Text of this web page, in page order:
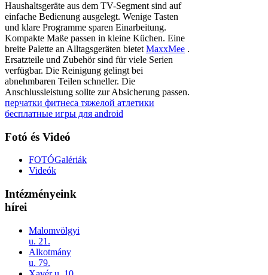
Haushaltsgeräte aus dem TV-Segment sind auf
einfache Bedienung ausgelegt. Wenige Tasten
und klare Programme sparen Einarbeitung.
Kompakte Maße passen in kleine Küchen. Eine
breite Palette an Alltagsgeräten bietet MaxxMee .
Ersatzteile und Zubehör sind für viele Serien
verfügbar. Die Reinigung gelingt bei
abnehmbaren Teilen schneller. Die
Anschlussleistung sollte zur Absicherung passen.
перчатки фитнеса тяжелой атлетики
бесплатные игры для android
Fotó és Videó
FOTÓGalériák
Videók
Intézményeink
hírei
Malomvölgyi
u. 21.
Alkotmány
u. 79.